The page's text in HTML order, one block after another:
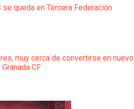
se queda en Tercera Federación
muy cerca de convertirse en nuevo
CF